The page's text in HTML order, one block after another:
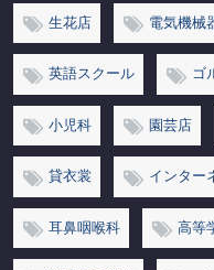
生花店 電気機械
英語スクール ゴ
小児科 園芸店
貸衣裳 インター
耳鼻咽喉科 高等